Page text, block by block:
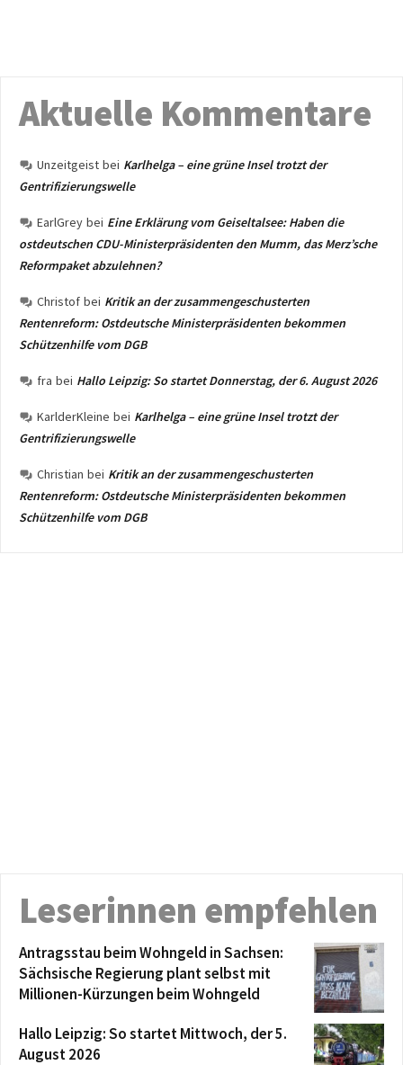
Aktuelle Kommentare
Unzeitgeist bei Karlhelga – eine grüne Insel trotzt der
Gentrifizierungswelle
EarlGrey bei Eine Erklärung vom Geiseltalsee: Haben die
ostdeutschen CDU-Ministerpräsidenten den Mumm, das Merz’sche
Reformpaket abzulehnen?
Christof bei Kritik an der zusammengeschusterten
Rentenreform: Ostdeutsche Ministerpräsidenten bekommen
Schützenhilfe vom DGB
fra bei Hallo Leipzig: So startet Donnerstag, der 6. August 2026
KarlderKleine bei Karlhelga – eine grüne Insel trotzt der
Gentrifizierungswelle
Christian bei Kritik an der zusammengeschusterten
Rentenreform: Ostdeutsche Ministerpräsidenten bekommen
Schützenhilfe vom DGB
Leserinnen empfehlen
Antragsstau beim Wohngeld in Sachsen:
Sächsische Regierung plant selbst mit
Millionen-Kürzungen beim Wohngeld
Hallo Leipzig: So startet Mittwoch, der 5.
August 2026